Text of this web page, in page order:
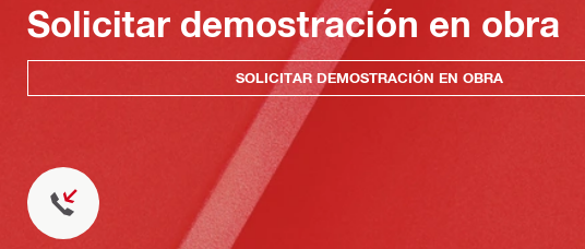
Solicitar demostración en obra
SOLICITAR DEMOSTRACIÓN EN OBRA